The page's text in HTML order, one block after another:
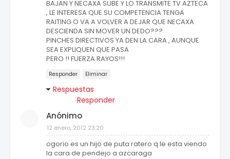
BAJAN Y NECAXA SUBE Y LO TRANSMITE TV AZTECA
, LE INTERESA QUE SU COMPETENCIA TENGA
RAITING O VA A VOLVER A DEJAR QUE NECAXA
DESCIENDA SIN MOVER UN DEDO???
PINCHES DIRECTIVOS YA DEN LA CARA , AUNQUE
SEA EXPLIQUEN QUE PASA
PERO !! FUERZA RAYOS!!!
Responder Eliminar
Respuestas
Responder
Anónimo
12 enero, 2012 23:20
ogorio es un hijo de puta ratero q le esta viendo
la cara de pendejo a azcaraga